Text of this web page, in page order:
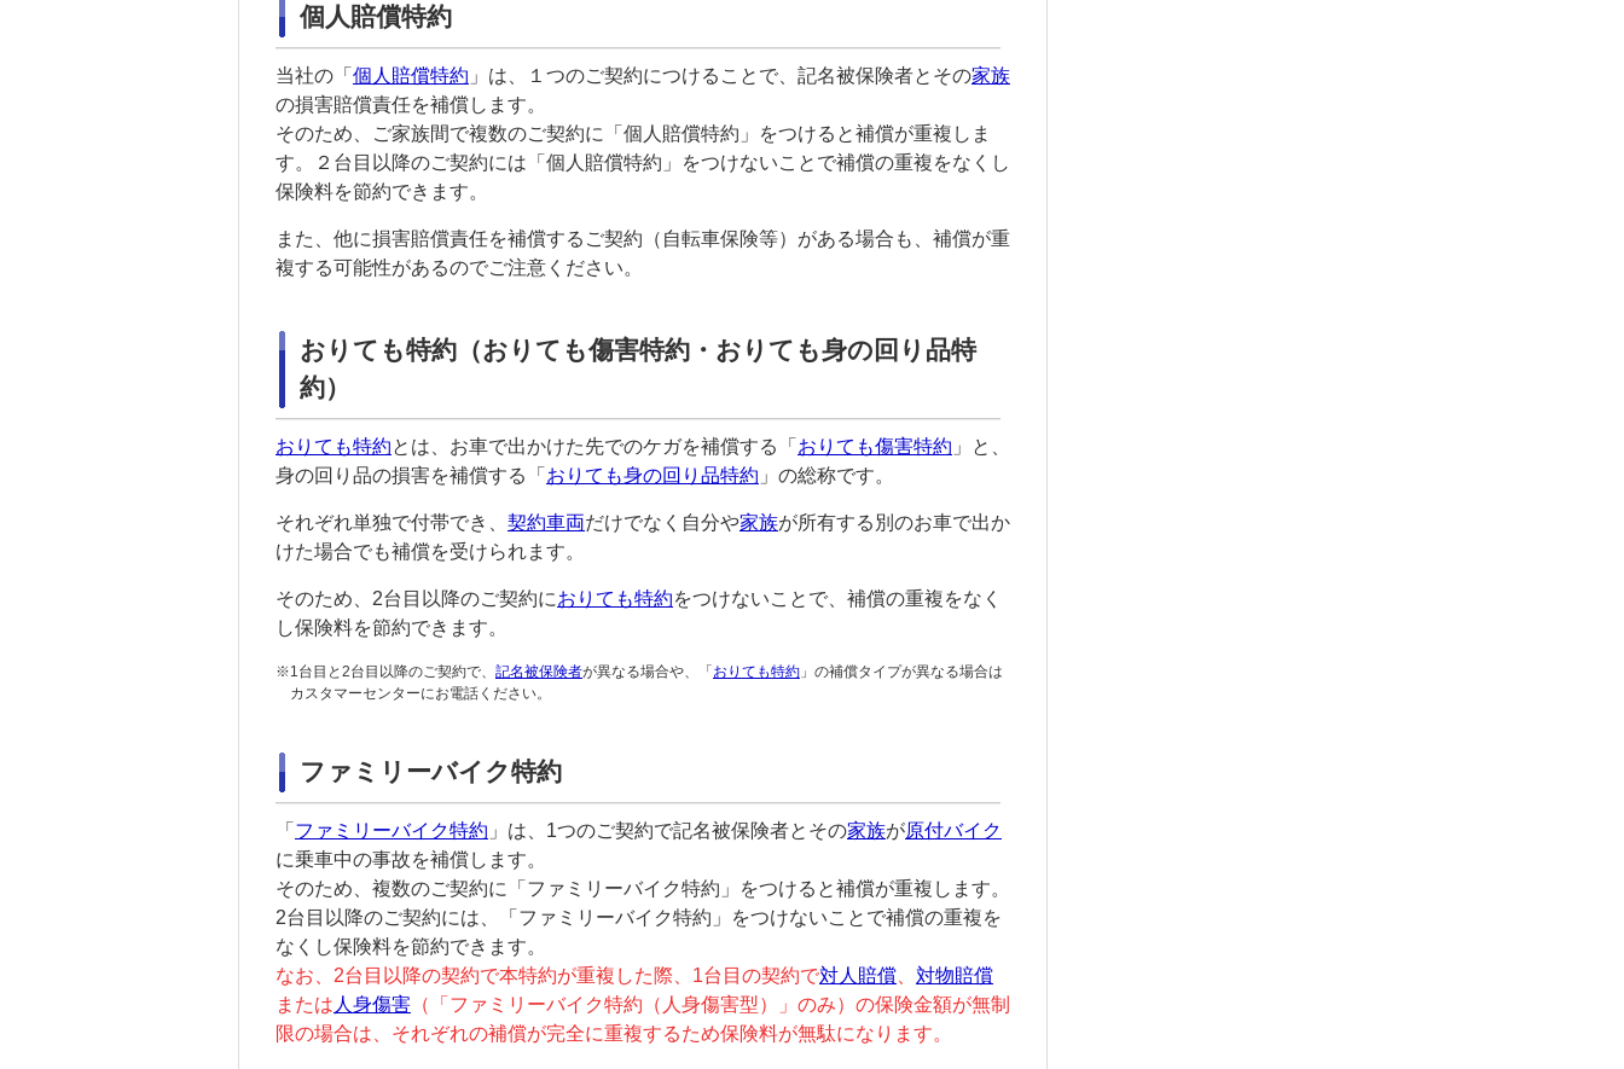
個人賠償特約
当社の「 個人賠償特約 」は、１つのご契約につけることで、 記名被保険者とその家族
の損害賠償責任を補償します。
そのため、ご家族間で複数のご契約に「 個人賠償特約 」をつけると補償が重複しま
す。２台目以降のご契約には「 個人賠償特約 」をつけないことで補償の重複をなくし
保険料を節約できます。
また、他に損害賠償責任を補償するご契約（自転車保険等）がある場合も、補償が重
複する可能性があるのでご注意ください。
おりても特約（おりても傷害特約・おりても身の回り品特
約）
おりても特約とは、お車で出かけた先でのケガを補償する「 おりても傷害特約 」と、
身の回り品の損害を補償する「 おりても身の回り品特約 」の総称です。
それぞれ単独で付帯でき、 契約車両だけでなく自分や家族が所有する別のお車で出か
けた場合でも補償を受けられます。
そのため、2台目以降のご契約におりても特約をつけないことで、補償の重複をなく
し保険料を節約できます。
※1台目と2台目以降のご契約で、 記名被保険者が異なる場合や、「おりても特約 」の補償タイプが異なる場合は
カスタマーセンターにお電話ください。
ファミリーバイク特約
「 ファミリーバイク特約 」は、1つのご契約で記名被保険者とその家族が原付バイク
に乗車中の事故を補償します。
そのため、複数のご契約に「 ファミリーバイク特約 」をつけると補償が重複します。
2台目以降のご契約には、「 ファミリーバイク特約 」をつけないことで補償の重複を
なくし保険料を節約できます。
なお、2台目以降の契約で本特約が重複した際、1台目の契約で対人賠償
対物賠償
または 人身傷害 （「 ファミリーバイク特約 （ 人身傷害型）」のみ）の保険金額が無制
限の場合は、それぞれの補償が完全に重複するため保険料が無駄になります。